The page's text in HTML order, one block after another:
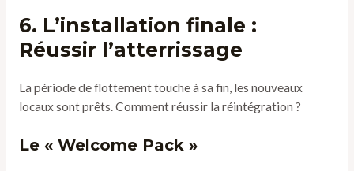
6. L’installation finale :
Réussir l’atterrissage
La période de flottement touche à sa fin, les nouveaux
locaux sont prêts. Comment réussir la réintégration ?
Le « Welcome Pack »